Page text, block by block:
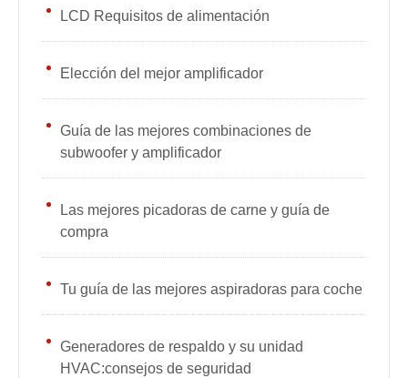
LCD Requisitos de alimentación
Elección del mejor amplificador
Guía de las mejores combinaciones de
subwoofer y amplificador
Las mejores picadoras de carne y guía de
compra
Tu guía de las mejores aspiradoras para coche
Generadores de respaldo y su unidad
HVAC:consejos de seguridad